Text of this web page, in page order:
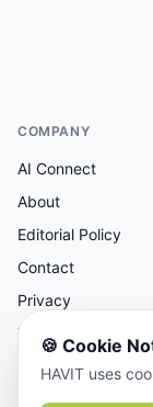
COMPANY
AI Connect
About
Editorial Policy
Contact
Privacy
Terms
🍪 Cookie
HAVIT uses